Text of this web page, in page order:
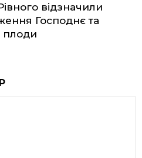
відзначили
Господнє та
плоди